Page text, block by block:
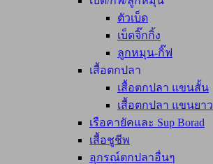
ตัวเบ็ด
เบ็ดจิ๊กกิ้ง
ลูกหมุน-กิ๊ฟ
เสื้อตกปลา
เสื้อตกปลา แขนสั้น
เสื้อตกปลา แขนยาว
เรือคายัคและ Sup Borad
เสื้อชูชีพ
อุกรณ์ตกปลาอื่นๆ